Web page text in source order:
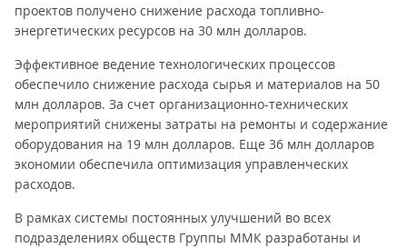
проектов получено снижение расхода топливно-
энергетических ресурсов на 30 млн долларов.
Эффективное ведение технологических процессов
обеспечило снижение расхода сырья и материалов на 50
млн долларов. За счет организационно-технических
мероприятий снижены затраты на ремонты и содержание
оборудования на 19 млн долларов. Еще 36 млн долларов
экономии обеспечила оптимизация управленческих
расходов.
В рамках системы постоянных улучшений во всех
подразделениях обществ Группы ММК разработаны и